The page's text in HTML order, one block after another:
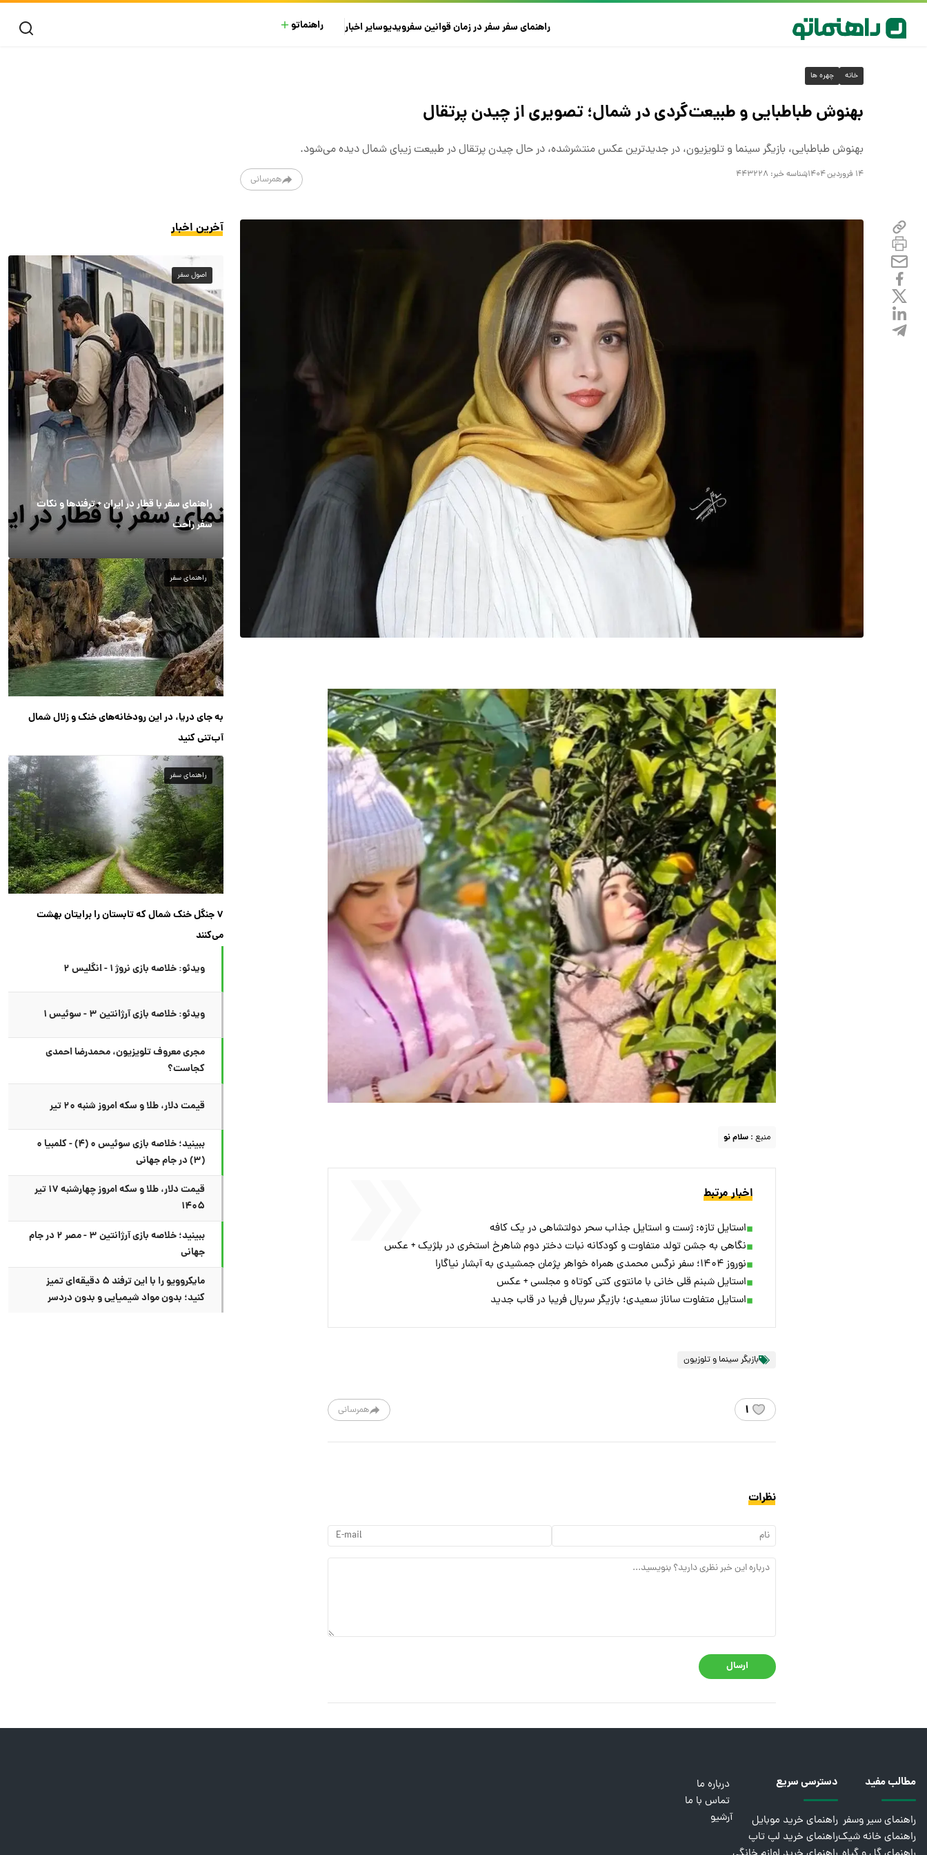
راهنمای سفرسفر در زمانقوانین سفرویدیوسایراخبار راهنماتو
خانه چهره ها
بهنوش طباطبایی و طبیعت‌گردی در شمال؛ تصویری از چیدن پرتقال
بهنوش طباطبایی، بازیگر سینما و تلویزیون، در جدیدترین عکس منتشرشده، در حال چیدن پرتقال در طبیعت زیبای شمال دیده می‌شود.
۱۴ فروردین ۱۴۰۴ شناسه خبر: ۴۴۳۲۲۸ همرسانی
منبع : سلام نو
اخبار مرتبط
استایل تازه: ژست و استایل جذاب سحر دولتشاهی در یک کافه
نگاهی به جشن تولد متفاوت و کودکانه نبات دختر دوم شاهرخ استخری در بلژیک + عکس
نوروز ۱۴۰۴؛ سفر نرگس محمدی همراه خواهر پژمان جمشیدی به آبشار نیاگارا
استایل شبنم قلی خانی با مانتوی کتی کوتاه و مجلسی + عکس
استایل متفاوت ساناز سعیدی؛ بازیگر سریال فریبا در قاب جدید
بازیگر سینما و تلوزیون
همرسانی ۱
نظرات
ارسال
آخرین اخبار
اصول سفر
راهنمای سفر با قطار در ایران + ترفندها و نکات
سفر راحت
راهنمای سفر
به جای دریا، در این رودخانه‌های خنک و زلال شمال
آب‌تنی کنید
راهنمای سفر
۷ جنگل خنک شمال که تابستان را برایتان بهشت
می‌کنند
ویدئو: خلاصه بازی نروژ ۱ - انگلیس ۲
ویدئو: خلاصه بازی آرژانتین ۳ - سوئیس ۱
مجری معروف تلویزیون، محمدرضا احمدی
کجاست؟
قیمت دلار، طلا و سکه امروز شنبه ۲۰ تیر
ببینید؛ خلاصه بازی سوئیس ۰ (۴) - کلمبیا ۰
(۳) در جام جهانی
قیمت دلار، طلا و سکه امروز چهارشنبه ۱۷ تیر
۱۴۰۵
ببینید؛ خلاصه بازی آرژانتین ۳ - مصر ۲ در جام
جهانی
مایکروویو را با این ترفند ۵ دقیقه‌ای تمیز
کنید؛ بدون مواد شیمیایی و بدون دردسر
مطالب مفید
راهنمای سیر وسفر
راهنمای خانه شیک
دسترسی سریع
راهنمای خرید موبایل
راهنمای خرید لپ تاپ
درباره ما
تماس با ما
آرشیو